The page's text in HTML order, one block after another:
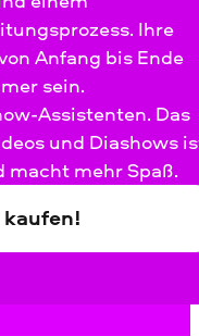
Ihre
Anfang bis Ende
sein.
Assistenten. Das
und Diashows
mehr Spaß.